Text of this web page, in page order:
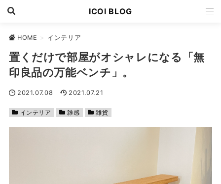
ICOI BLOG
HOME > インテリア
置くだけで部屋がオシャレになる「無
印良品の万能ベンチ」。
2021.07.08 2021.07.21
インテリア 雑感 雑貨